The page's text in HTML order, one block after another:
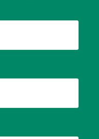
te leggen en om te
Je waakt over de